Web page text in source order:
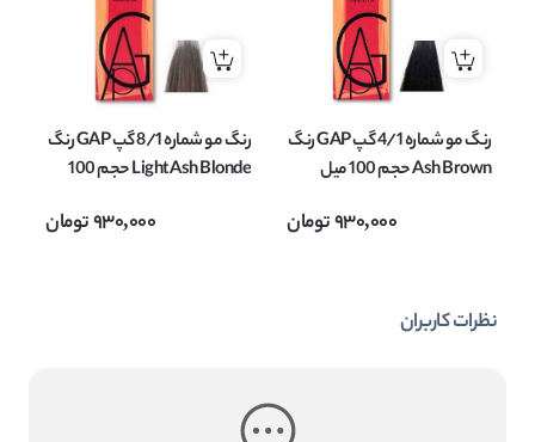
رنگ مو شماره 4/1 گپ GAP رنگ
Ash Brown حجم 100 میل
930,000تومان
رنگ مو شماره 8/1 گپ GAP رنگ
Light Ash Blonde حجم 100
930,000تومان
نظرات کاربران